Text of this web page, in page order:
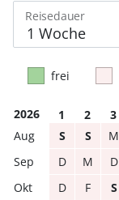
Reisedauer
frei
2026 1 2 3
S
S M
D
M D
D
F S